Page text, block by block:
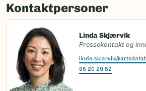
Kontaktpersoner
Linda Skjærvik
Pressekontakt og
95 20 29 52